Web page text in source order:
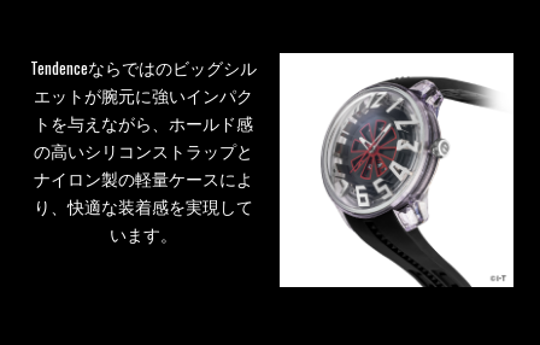
Tendenceならではのビッグシル
エットが腕元に強いインパク
トを与えながら、ホールド感
の高いシリコンストラップと
ナイロン製の軽量ケースによ
り、快適な装着感を実現して
います。